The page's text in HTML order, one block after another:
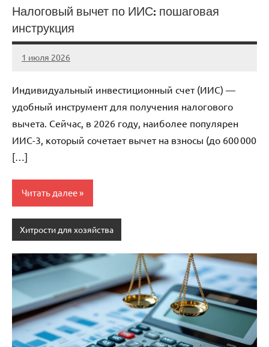
Налоговый вычет по ИИС: пошаговая
инструкция
1 июля 2026
stroicentr_m
Нет
Индивидуальный инвестиционный счет (ИИС) —
удобный инструмент для получения налогового
вычета. Сейчас, в 2026 году, наиболее популярен
ИИС-3, который сочетает вычет на взносы (до 600 000
[…]
Читать далее
Хитрости для хозяйства